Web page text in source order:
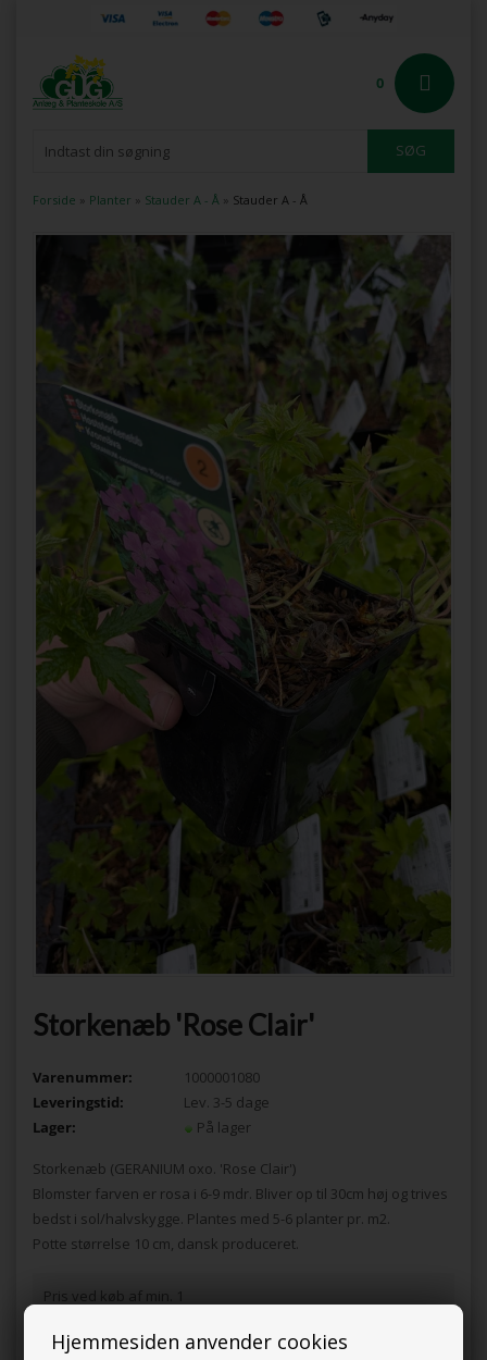
Hjemmesiden anvender cookies
0
Forside » Planter » Stauder A - Å » Stauder A - Å
Storkenæb 'Rose Clair'
Varenummer:
1000001080
Leveringstid:
Lev. 3-5 dage
Lager:
På lager
Storkenæb (GERANIUM oxo. 'Rose Clair')
Blomster farven er rosa i 6-9 mdr. Bliver op til 30cm høj og trives
bedst i sol/halvskygge. Plantes med 5-6 planter pr. m2.
Potte størrelse 10 cm, dansk produceret.
Pris ved køb af min. 1
DKK